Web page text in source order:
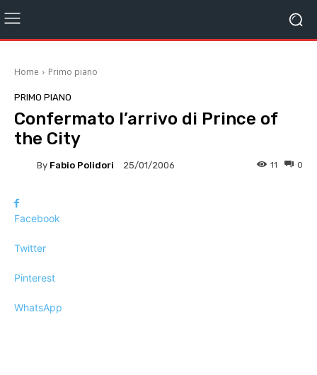
Home Primo piano
PRIMO PIANO
Confermato l’arrivo di Prince of
the City
By Fabio Polidori 25/01/2006 0
11
Facebook
Twitter
Pinterest
WhatsApp